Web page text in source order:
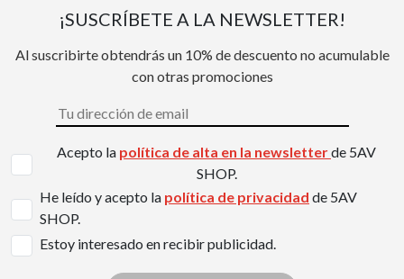
¡SUSCRÍBETE A LA NEWSLETTER!
Al suscribirte obtendrás un 10% de descuento no acumulable
con otras promociones
Acepto la política de alta en la newsletterde 5AV
SHOP.
He leído y acepto la política de privacidad de 5AV
SHOP.
Estoy interesado en recibir publicidad.